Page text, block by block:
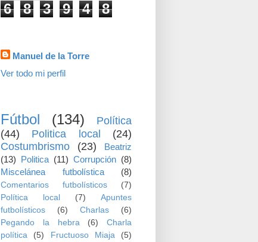
6 8 3 9 4 8
Manuel de la Torre
Ver todo mi perfil
Fútbol (134)
Política
(44)
Politica local
(24)
Costumbrismo
(23)
Beatriz
(13) Politica (11) Corrupción (8)
Miscelánea futbolística
(8)
Comentarios futbolísticos
(7)
Política local
(7)
Apuntes
futbolísticos
(6) Charlas
(6)
Pegando la hebra
(6)
Charla
política
(5) Fructuoso Miaja
(5)